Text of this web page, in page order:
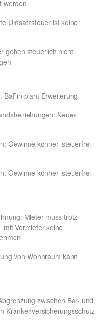
werden
Umsatzsteuer ist keine
gehen steuerlich nicht
BaFin plant Erweiterung
Neues
Gewinne können steuerfrei
Gewinne können steuerfrei
Mieter muss trotz
mit Vormieter keine
von Wohnraum kann
zwischen Bar- und
Krankenversicherungsschutz